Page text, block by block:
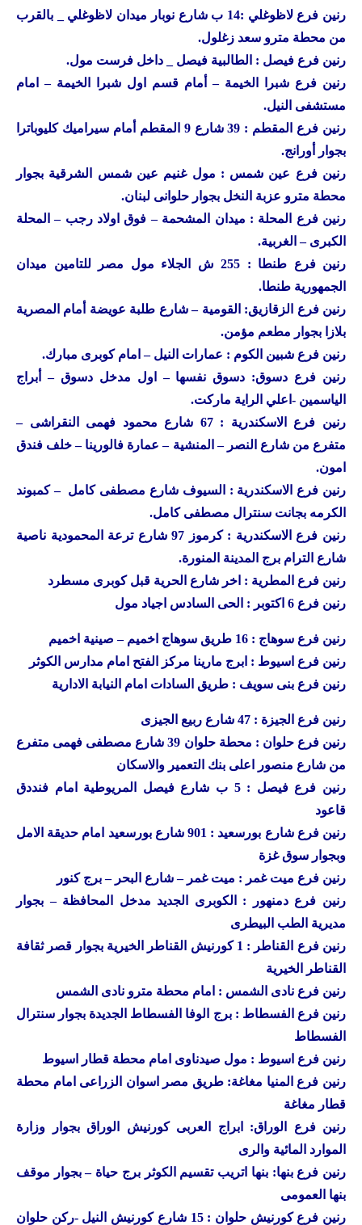
رنين
فرع لاظوغلي :14 ب شارع نوبار ميدان لاظوغلي _ بالقرب
من محطة مترو سعد زغلول.
رنين فرع فيصل : الطالبية فيصل _ داخل فرست مول.
رنين فرع شبرا الخيمة – أمام قسم اول شبرا الخيمة – امام
مستشفى النيل.
رنين
فرع المقطم : 39 شارع 9 المقطم أمام سيراميك كليوباترا
بجوار أورانج.
رنين فرع عين شمس : مول غنيم عين شمس الشرقية بجوار
محطة مترو عزبة النخل بجوار حلوانى لبنان.
رنين فرع المحلة : ميدان المشحمة – فوق اولاد رجب – المحلة
الكبرى – الغربية.
رنين
فرع طنطا : 255 ش الجلاء مول مصر للتامين ميدان
الجمهورية طنطا.
رنين فرع الزقازيق: القومية – شارع طلبة عويضة أمام المصرية
بلازا بجوار مطعم مؤمن.
رنين فرع شبين الكوم : عمارات النيل – امام كوبرى مبارك.
رنين فرع دسوق: دسوق نفسها – اول مدخل دسوق – أبراج
الياسمين -اعلي الراية ماركت.
رنين
فرع الاسكندرية : 67 شارع محمود فهمى النقراشى –
متفرع من شارع النصر – المنشية – عمارة فالورينا – خلف فندق
امون.
رنين فرع الاسكندرية : السيوف شارع مصطفى كامل – كمبوند
الكرمه بجانت سنترال مصطفى كامل.
رنين
فرع الاسكندرية : كرموز 97 شارع ترعة المحمودية ناصية
شارع الترام برج المدينة المنورة.
رنين فرع المطرية : اخر شارع الحرية قبل كوبرى مسطرد
رنين فرع 6 اكتوبر : الحى السادس اجياد مول
رنين فرع سوهاج : 16 طريق سوهاج اخميم – صينية اخميم
رنين فرع اسيوط : ابرج مارينا مركز الفتح امام مدارس الكوثر
رنين فرع بنى سويف : طريق السادات امام النيابة الادارية
رنين فرع الجيزة : 47 شارع ربيع الجيزى
رنين
فرع حلوان : محطة حلوان 39 شارع مصطفى فهمى متفرع
من شارع منصور اعلى بنك التعمير والاسكان
رنين
فرع فيصل : 5 ب شارع فيصل المريوطية امام فنددق
قاعود
رنين
فرع شارع بورسعيد : 901 شارع بورسعيد امام حديقة الامل
وبجوار سوق غزة
رنين فرع ميت غمر : ميت غمر – شارع البحر – برج كنور
رنين فرع دمنهور : الكوبرى الجديد مدخل المحافظة – بجوار
مديرية الطب البيطرى
رنين
فرع القناطر : 1 كورنيش القناطر الخيرية بجوار قصر ثقافة
القناطر الخيرية
رنين فرع نادى الشمس : امام محطة مترو نادى الشمس
رنين فرع الفسطاط : برج الوفا الفسطاط الجديدة بجوار سنترال
الفسطاط
رنين فرع اسيوط : مول صيدناوى امام محطة قطار اسيوط
رنين فرع المنيا مغاغة: طريق مصر اسوان الزراعى امام محطة
قطار مغاغة
رنين فرع الوراق: ابراج العربى كورنيش الوراق بجوار وزارة
الموارد المائية والرى
رنين فرع بنها: بنها اتريب تقسيم الكوثر برج حياة – بجوار موقف
بنها العمومى
رنين فرع كورنيش حلوان : 15 شارع كورنيش النيل -ركن حلوان